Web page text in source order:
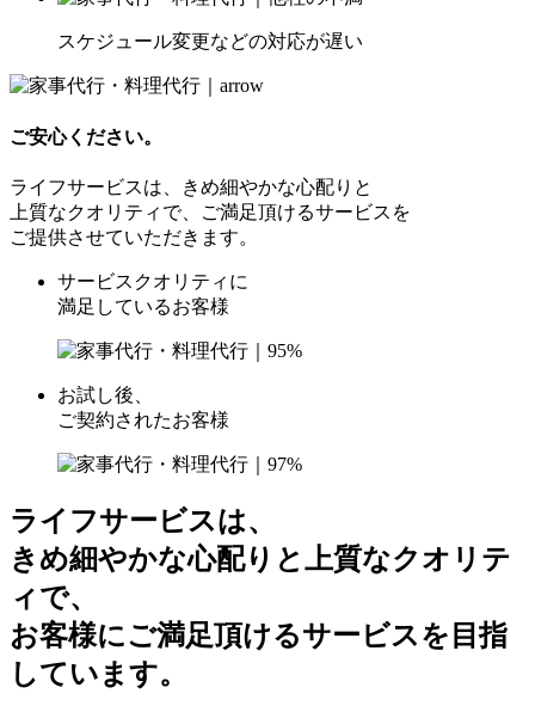
スケジュール変更などの対応が遅い
ご安心ください。
ライフサービスは、きめ細やかな心配りと
上質なクオリティで、ご満足頂けるサービスを
ご提供させていただきます。
サービスクオリティに
満足しているお客様
お試し後、
ご契約されたお客様
ライフサービスは、
きめ細やかな心配りと上質なクオリテ
ィで、
お客様にご満足頂けるサービスを目指
しています。